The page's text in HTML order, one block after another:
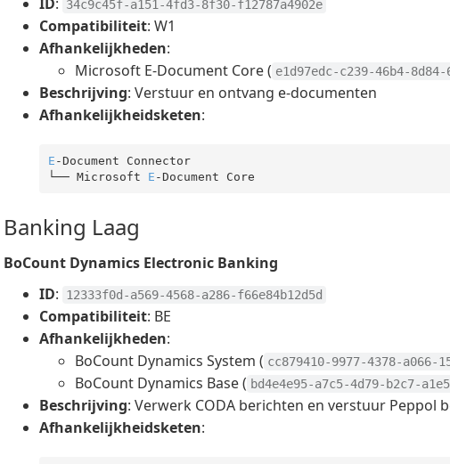
34c9c45f-a151-4fd3-8f30-f12787a4902e
Compatibiliteit: W1
Afhankelijkheden:
Microsoft E-Document Core ( e1d97edc-c239-46b4-8d84-
Beschrijving: Verstuur en ontvang e-documenten
Afhankelijkheidsketen:
E -Document Connector
└── Microsoft E
Banking Laag
BoCount Dynamics Electronic Banking
ID: 12333f0d-a569-4568-a286-f66e84b12d5d
Compatibiliteit: BE
Afhankelijkheden:
BoCount Dynamics System ( cc879410-9977-4378-a066-
BoCount Dynamics Base ( bd4e4e95-a7c5-4d79-b2c7-
Beschrijving: Verwerk CODA berichten en verstuur Peppol
Afhankelijkheidsketen: